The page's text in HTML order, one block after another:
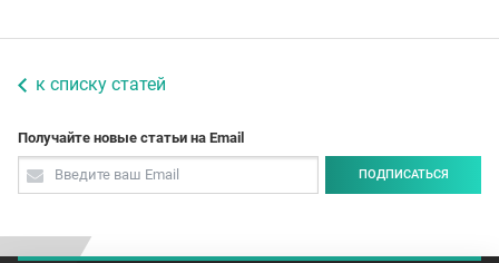
к списку статей
Получайте новые статьи на Email
ПОДПИСАТЬСЯ